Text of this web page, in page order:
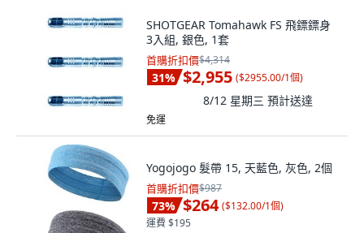
SHOTGEAR Tomahawk FS 飛鏢鏢身
3入組, 銀色, 1套
首購折扣價$4,314
31% $2,955 ($2955.00/1個)
8/12 星期三 預計送達
免運
Yogojogo 髮帶 15, 天藍色, 灰色, 2個
首購折扣價$987
73% $264 ($132.00/1個)
運費 $195